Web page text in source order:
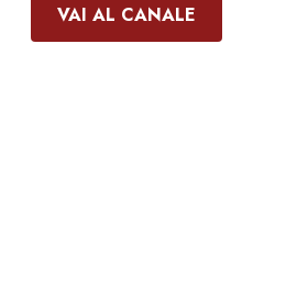
VAI AL CANALE